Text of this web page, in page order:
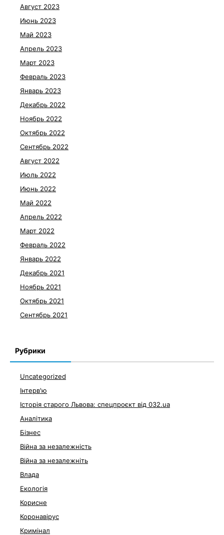
Август 2023
Июнь 2023
Май 2023
Апрель 2023
Март 2023
Февраль 2023
Январь 2023
Декабрь 2022
Ноябрь 2022
Октябрь 2022
Сентябрь 2022
Август 2022
Июль 2022
Июнь 2022
Май 2022
Апрель 2022
Март 2022
Февраль 2022
Январь 2022
Декабрь 2021
Ноябрь 2021
Октябрь 2021
Сентябрь 2021
Рубрики
Uncategorized
Інтерв'ю
Історія старого Львова: спецпроєкт від 032.ua
Аналітика
Бізнес
Війна за незалежність
Війна за незалежніть
Влада
Екологія
Корисне
Коронавірус
Кримінал